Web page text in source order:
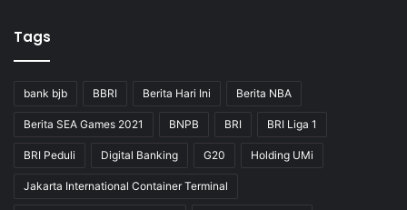
Tags
bank bjb BBRI Berita Hari Ini Berita NBA
Berita SEA Games 2021 BNPB BRI BRI Liga 1
BRI Peduli Digital Banking G20 Holding UMi
Jakarta International Container Terminal